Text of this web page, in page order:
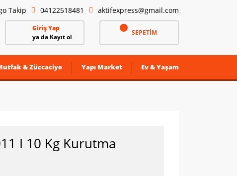
Takip 04122518481 aktifexpress@gmail.com
Giriş Yap
ya da Kayıt ol
SEPETİM
& Züccaciye Yapı Market Ev & Yaşam
I 10 Kg Kurutma